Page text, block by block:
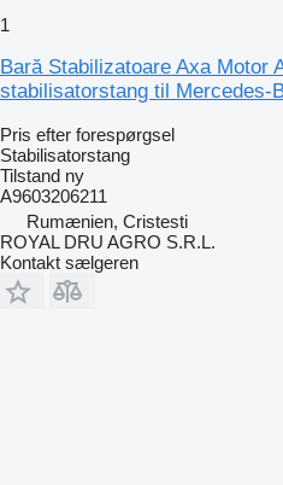
1
Bară Stabilizatoare Axa Motor
stabilisatorstang til Mercedes-
Pris efter forespørgsel
Stabilisatorstang
Tilstand ny
A9603206211
Rumænien, Cristesti
ROYAL DRU AGRO S.R.L.
Kontakt sælgeren